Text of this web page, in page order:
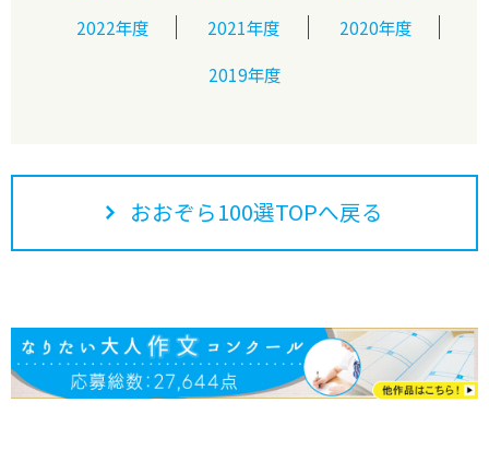
2022年度
2021年度
2020年度
2019年度
おおぞら100選TOPへ戻る